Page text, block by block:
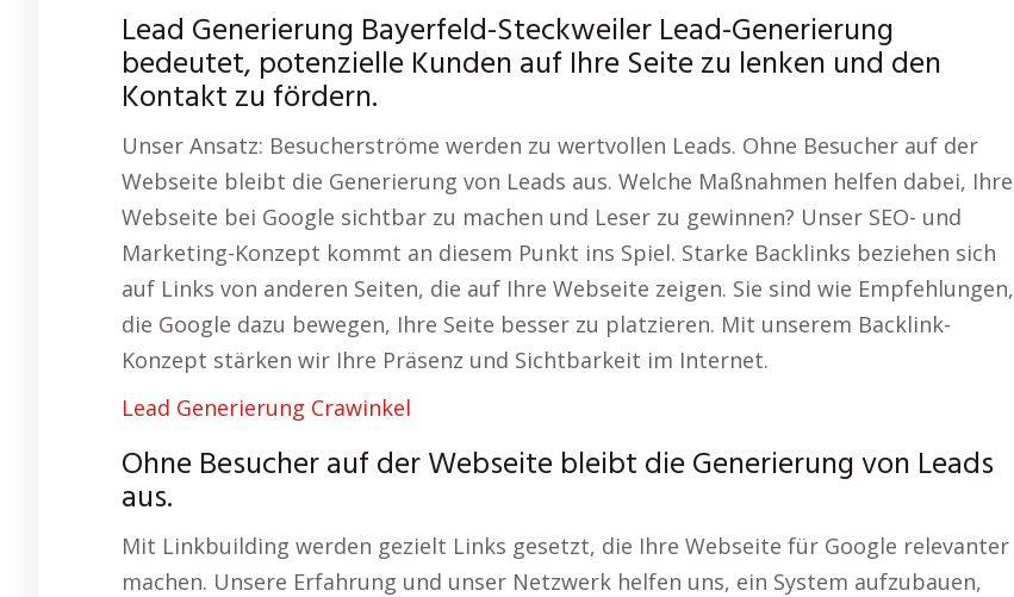
Lead Generierung Bayerfeld-Steckweiler Lead-Generierung
bedeutet, potenzielle Kunden auf Ihre Seite zu lenken und den
Kontakt zu fördern.
Unser Ansatz: Besucherströme werden zu wertvollen Leads. Ohne Besucher auf der
Webseite bleibt die Generierung von Leads aus. Welche Maßnahmen helfen dabei, Ihre
Webseite bei Google sichtbar zu machen und Leser zu gewinnen? Unser SEO- und
Marketing-Konzept kommt an diesem Punkt ins Spiel. Starke Backlinks beziehen sich
auf Links von anderen Seiten, die auf Ihre Webseite zeigen. Sie sind wie Empfehlungen,
die Google dazu bewegen, Ihre Seite besser zu platzieren. Mit unserem Backlink-
Konzept stärken wir Ihre Präsenz und Sichtbarkeit im Internet.
Lead Generierung Crawinkel
Ohne Besucher auf der Webseite bleibt die Generierung von Leads
aus.
Mit Linkbuilding werden gezielt Links gesetzt, die Ihre Webseite für Google relevanter
machen. Unsere Erfahrung und unser Netzwerk helfen uns, ein System aufzubauen,